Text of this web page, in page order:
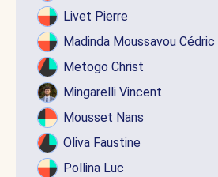
Livet Pierre
Madinda Moussavou Cédric
Metogo Christ
Mingarelli Vincent
Mousset Nans
Oliva Faustine
Pollina Luc